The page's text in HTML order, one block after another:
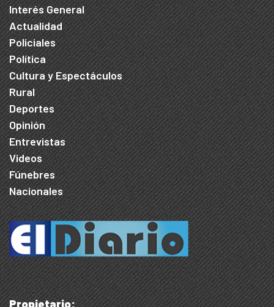
Interés General
Actualidad
Policiales
Política
Cultura y Espectáculos
Rural
Deportes
Opinión
Entrevistas
Videos
Fúnebres
Nacionales
Propietario: